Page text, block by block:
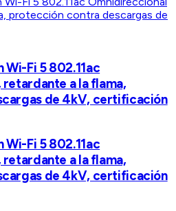
Wi-Fi 5 802.11ac
a la flama,
de 4kV, certificación
Wi-Fi 5 802.11ac
a la flama,
de 4kV, certificación